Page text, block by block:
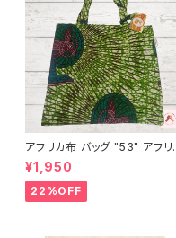
アフリカ布 バッグ "53" アフリカ
ンプリント パーニュ カンガ キテ
ンゲ トートバッグ エコバッグ ギ
ニア フェアトレード INUWALIA
FRICA
¥1,950
22%OFF